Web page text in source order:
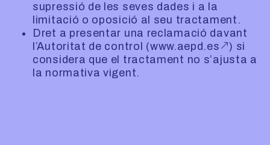
supressió de les seves dades i a la
limitació o oposició al seu tractament.
Dret a presentar una reclamació davant
l’Autoritat de control (www.aepd.es
) si
considera que el tractament no s’ajusta a
la normativa vigent.